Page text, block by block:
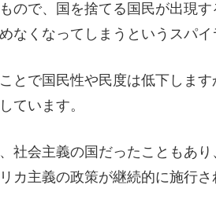
ので、国を捨てる国民が出現
なくなってしまうというスパイ
とで国民性や民度は低下しま
ています。
社会主義の国だったこともあ
カ主義の政策が継続的に施行さ